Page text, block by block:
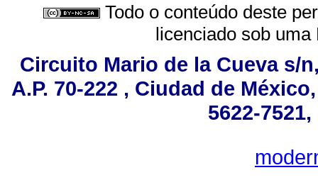
Todo o conteúdo deste
licenciado sob uma
Circuito Mario de la Cueva s/
A.P. 70-222 , Ciudad de
5622-